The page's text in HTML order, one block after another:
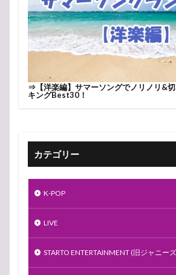
⇒ 【洋楽編】サマーソングでノリノリ&
キングBest30！
カテゴリー
K-POP
LIVE
STARTO ENTERTAINMENT (旧ジャニーズ